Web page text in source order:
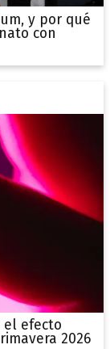
y por qué
con
el efecto
2026